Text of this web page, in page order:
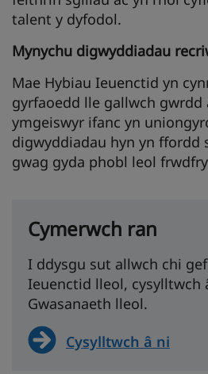
talent y dyfodol.
Mynychu digwyddiadau
Mae Hybiau Ieuenctid yn
gyrfaoedd lle gallwch gwrdd
ymgeiswyr ifanc yn
digwyddiadau hyn yn ffordd
gwag gyda phobl leol
Cymerwch ran
I ddysgu sut allwch chi
Ieuenctid lleol, cysylltwch
Gwasanaeth lleol.
Cysylltwch â ni